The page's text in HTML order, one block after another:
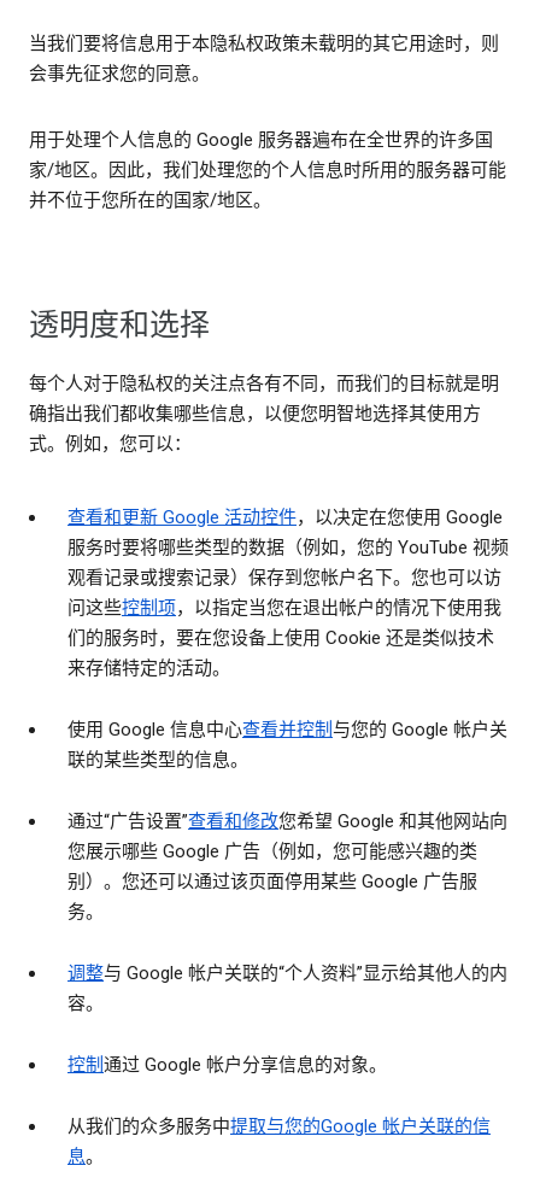
当我们要将信息用于本隐私权政策未载明的其它用途时，则
会事先征求您的同意。
用于处理个人信息的 Google 服务器遍布在全世界的许多国
家/地区。因此，我们处理您的个人信息时所用的服务器可能
并不位于您所在的国家/地区。
透明度和选择
每个人对于隐私权的关注点各有不同，而我们的目标就是明
确指出我们都收集哪些信息，以便您明智地选择其使用方
式。例如，您可以：
查看和更新 Google 活动控件，以决定在您使用 Google
服务时要将哪些类型的数据（例如，您的 YouTube 视频
观看记录或搜索记录）保存到您帐户名下。您也可以访
问这些控制项，以指定当您在退出帐户的情况下使用我
们的服务时，要在您设备上使用 Cookie 还是类似技术
来存储特定的活动。
使用 Google 信息中心查看并控制与您的 Google 帐户关
联的某些类型的信息。
通过“广告设置”查看和修改您希望 Google 和其他网站向
您展示哪些 Google 广告（例如，您可能感兴趣的类
别）。您还可以通过该页面停用某些 Google 广告服
务。
调整与 Google 帐户关联的“个人资料”显示给其他人的内
容。
控制通过 Google 帐户分享信息的对象。
从我们的众多服务中提取与您的Google 帐户关联的信
息。